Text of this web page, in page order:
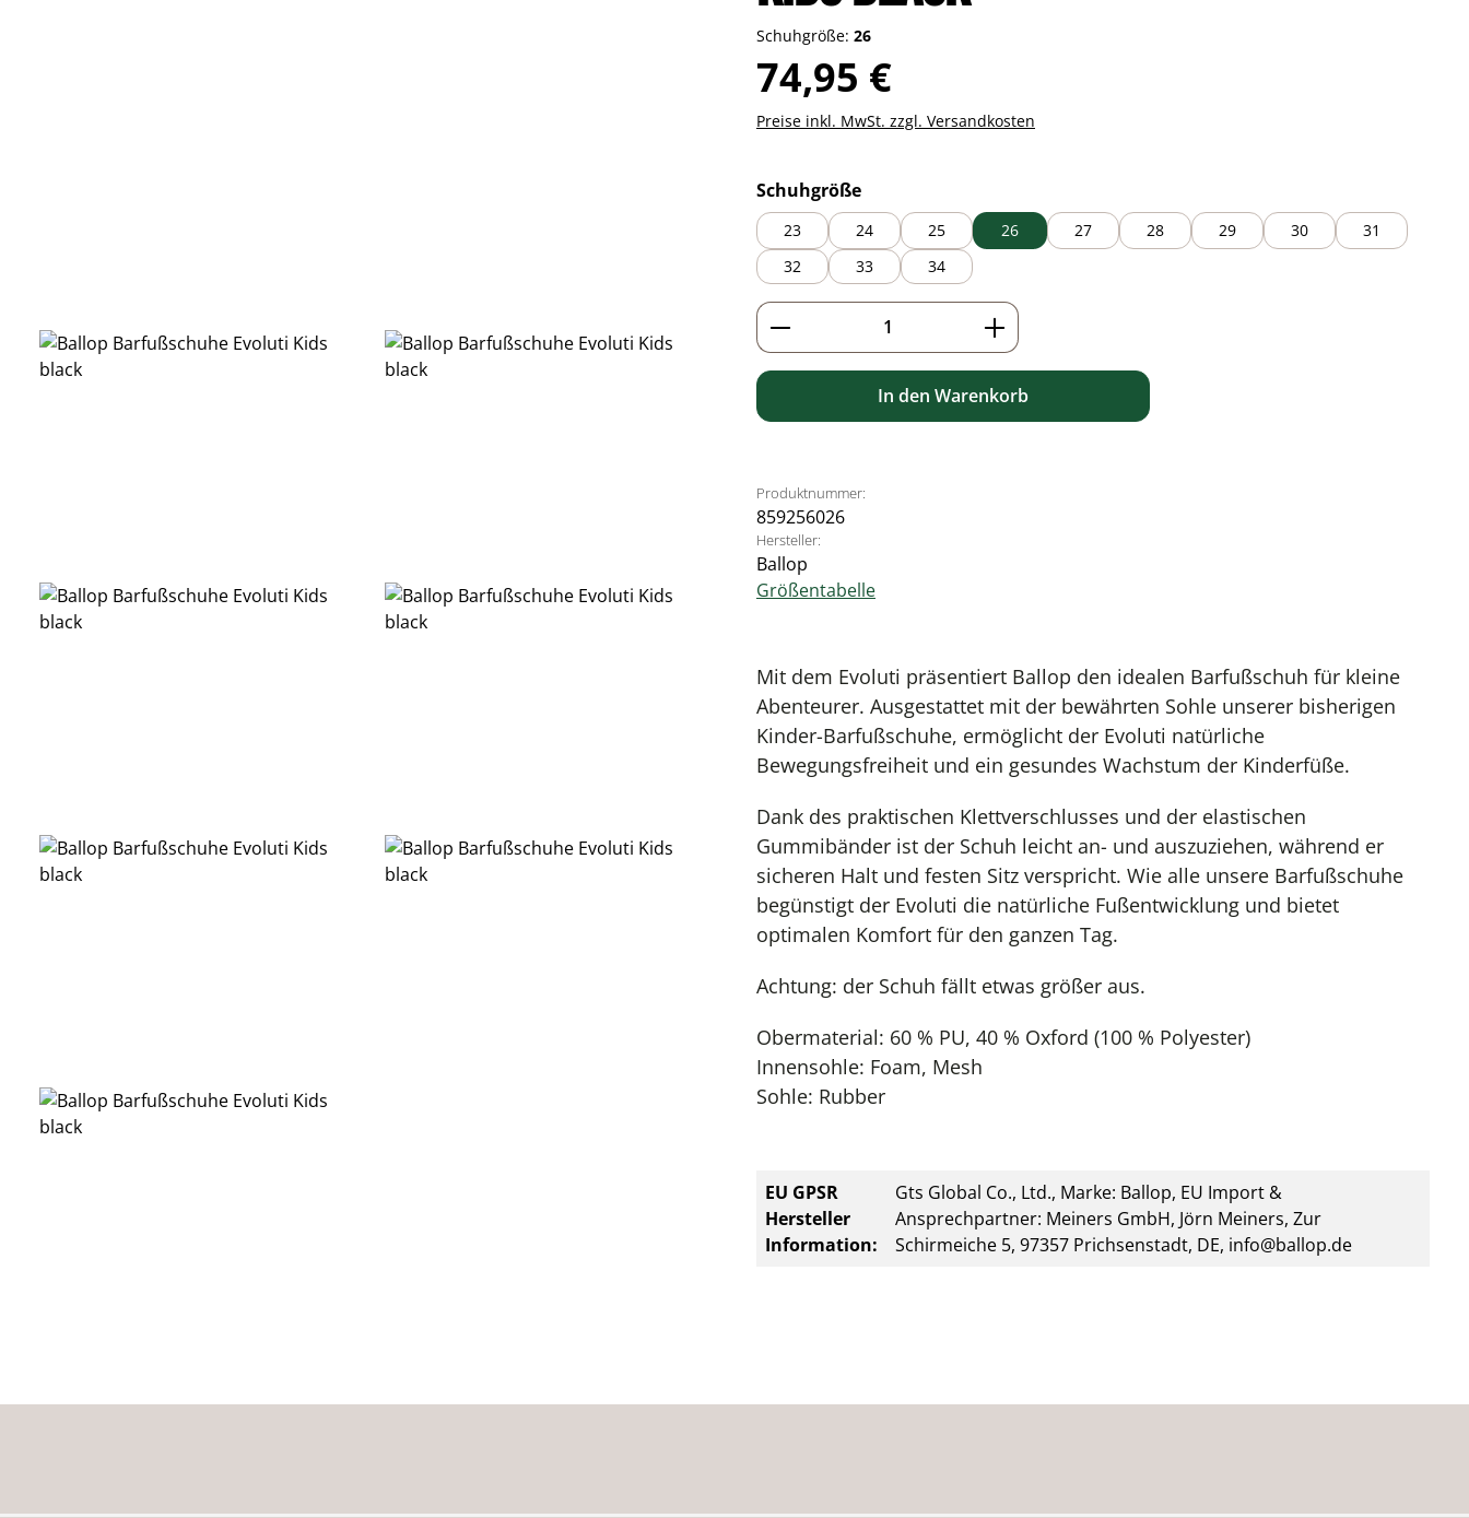
Schuhgröße: 26
Regulärer Preis:
74,95 €
Preise inkl. MwSt. zzgl. Versandkosten
Schuhgrößeauswählen
23 24 25 26 27 28 29 30
31
32
33 34
Produkt Anzahl: Gib den gewünschten Wert ein oder
In den Warenkorb
Produktnummer:
859256026
Hersteller:
Ballop
Größentabelle
Mit dem Evoluti präsentiert Ballop den idealen Barfußschuh für kleine
Abenteurer. Ausgestattet mit der bewährten Sohle unserer bisherigen
Kinder-Barfußschuhe, ermöglicht der Evoluti natürliche
Bewegungsfreiheit und ein gesundes Wachstum der Kinderfüße.
Dank des praktischen Klettverschlusses und der elastischen
Gummibänder ist der Schuh leicht an- und auszuziehen, während er
sicheren Halt und festen Sitz verspricht. Wie alle unsere Barfußschuhe
begünstigt der Evoluti die natürliche Fußentwicklung und bietet
optimalen Komfort für den ganzen Tag.
Achtung: der Schuh fällt etwas größer aus.
Obermaterial: 60 % PU, 40 % Oxford (100 % Polyester)
Innensohle: Foam, Mesh
Sohle: Rubber
EU GPSR
Hersteller
Information:
Gts Global Co., Ltd., Marke: Ballop, EU Import &
Ansprechpartner: Meiners GmbH, Jörn Meiners, Zur
Schirmeiche 5, 97357 Prichsenstadt, DE, info@ballop.de